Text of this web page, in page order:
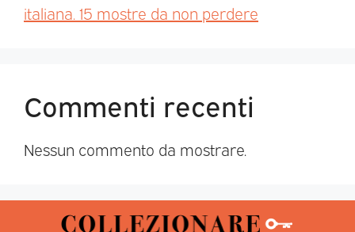
italiana. 15 mostre da non perdere
Commenti recenti
Nessun commento da mostrare.